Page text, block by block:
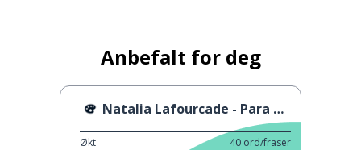
Anbefalt for deg
Natalia Lafourcade - Para qué sufrir
Økt 40 ord/fraser